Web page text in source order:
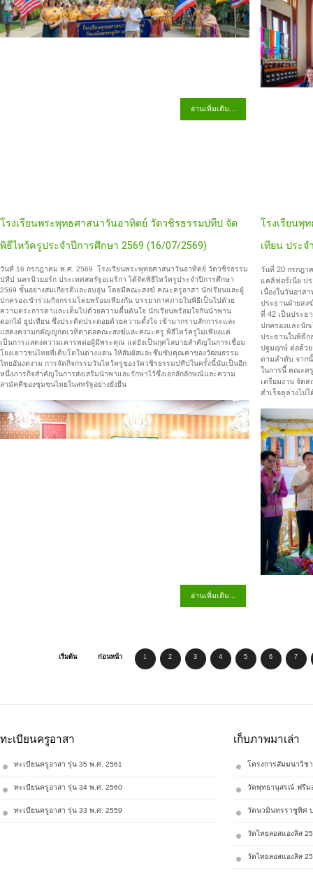
อ่านเพิ่มเติม...
โรงเรียนพระพุทธศาสนาวันอาทิตย์ วัดวชิรธรรมปทีป จัด
พิธีไหว้ครูประจำปีการศึกษา 2569 (16/07/2569)
วันที่ 16 กรกฎาคม พ.ศ. 2569 โรงเรียนพระพุทธศาสนาวันอาทิตย์ วัดวชิรธรรม
ปทีป นครนิวยอร์ก ประเทศสหรัฐอเมริกา ได้จัดพิธีไหว้ครูประจำปีการศึกษา
2569 ขั้นอย่างสมเกียรติและอบอุ่น โดยมีคณะสงฆ์ คณะครูอาสา นักเรียนและผู้
ปกครองเข้าร่วมกิจกรรมโดยพร้อมเพียงกัน บรรยากาศภายในพิธีเป็นไปด้วย
ความตระการตาและเต็มไปด้วยความตื้นตันใจ นักเรียนพร้อมใจกันนำพาน
ดอกไม้ ธูปเทียน ซึ่งประดิดประดอยด้วยความตั้งใจ เข้ามากราบสักการะและ
แสดงความกตัญญูกตเวทิตาต่อคณะสงฆ์และคณะครู พิธีไหว้ครูไม่เพียงแต่
เป็นการแสดงความเคารพต่อผู้มีพระคุณ แต่ยังเป็นกุศโลบายสำคัญในการเชื่อม
โยงเยาวชนไทยที่เติบโตในต่างแดน ให้สัมผัสและซึมซับคุณค่าของวัฒนธรรม
ไทยอันงดงาม การจัดกิจกรรมวันไหว้ครูของวัดวชิรธรรมปทีปในครั้งนี้นับเป็นอีก
หนึ่งภารกิจสำคัญในการส่งเสริมนำพาและรักษาไว้ซึ่งเอกลักลักษณ์และความ
สามัคคีของชุมชนไทยในสหรัฐอย่างยั่งยืน
อ่านเพิ่มเติม...
โรงเรียนพุ
เทียน ประจ
วันที่ 20 กรกฎา
แคลิฟอร์เนีย ป
เนื่องในวันอา
ประธานฝ่ายส
ที่ 42 เป็นประธ
ปกครองและนัก
ประธานในพิธีก
ปฐมฤกษ์ ต่อด้ว
ตามลำดับ จาก
ในการนี้ คณะค
เตรียมงาน จัด
สำเร็จลุล่วงไป
เริ่มต้น ก่อนหน้า 1 2 3 4 5 6 7
ทะเบียนครูอาสา
ทะเบียนครูอาสา รุ่น 35 พ.ศ. 2561
ทะเบียนครูอาสา รุ่น 34 พ.ศ. 2560
ทะเบียนครูอาสา รุ่น 33 พ.ศ. 2559
เก็บภาพมาเล่า
โครงการสัมมนาวิช
วัดพุทธานุสรณ์ ฟรีม
วัดนวมินทรราชูทิศ
วัดไทยลอสแองลิส
วัดไทยลอสแองลิส